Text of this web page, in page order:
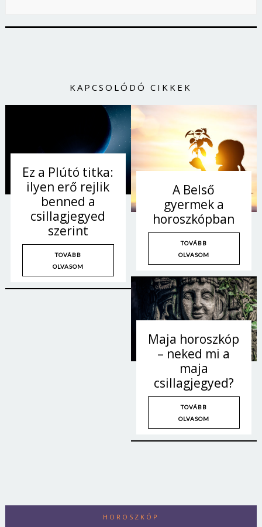
KAPCSOLÓDÓ CIKKEK
Ez a Plútó titka:
ilyen erő rejlik
benned a
csillagjegyed
szerint
TOVÁBB
OLVASOM
A Belső
gyermek a
horoszkópban
TOVÁBB
OLVASOM
Maja horoszkóp
– neked mi a
maja
csillagjegyed?
TOVÁBB
OLVASOM
HOROSZKÓP